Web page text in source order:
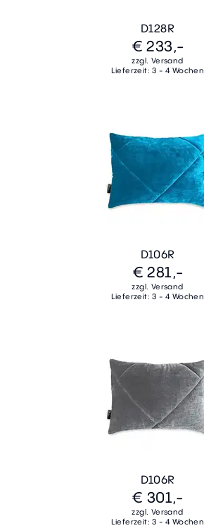
D128R
€ 233,-
zzgl. Versand
Lieferzeit: 3 - 4 Wochen
D106R
€ 281,-
zzgl. Versand
Lieferzeit: 3 - 4 Wochen
D106R
€ 301,-
zzgl. Versand
Lieferzeit: 3 - 4 Wochen